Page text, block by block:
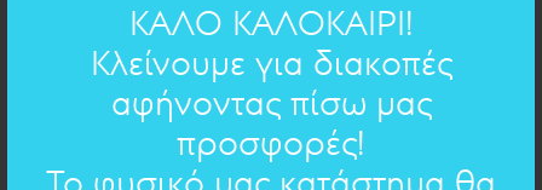
ΚΑΛΟ ΚΑΛΟΚΑΙΡΙ!
Κλείνουμε για διακοπές
αφήνοντας πίσω μας
προσφορές!